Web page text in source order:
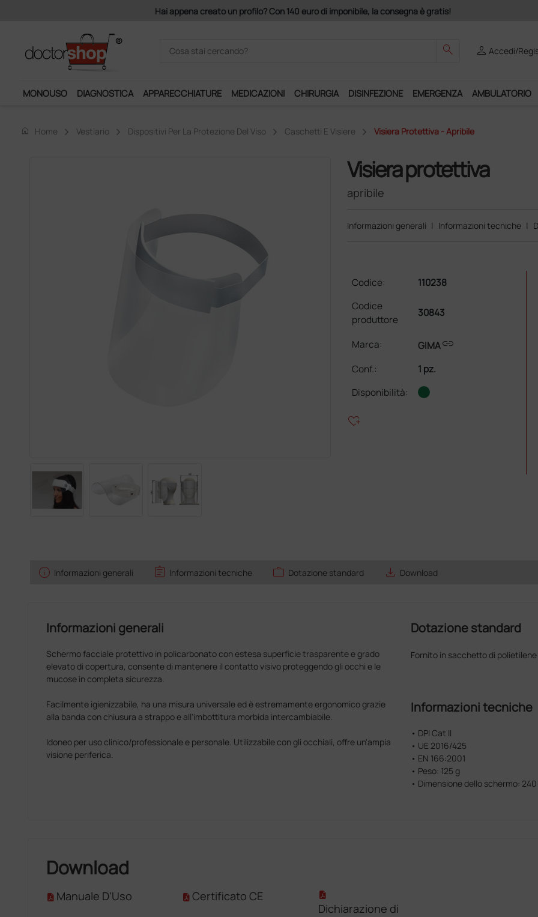
Acquistando il servizio "Ds Club", un anno di spedizioni a
search personAccedi/
MONOUSO DIAGNOSTICA APPARECCHIATURE MEDICAZIONI CHIRURGIA DISINFEZIONE EMERGENZA AMBULATORIO
home Home Vestiario Dispositivi Per La Protezione Del Viso Caschetti E Visiere Visiera Protettiva - Apribile
Visiera protettiva
apribile
Informazioni generali | Informazioni tecniche |
Codice:
110238
Codice
produttore
30843
Marca: GIMAlink
Conf.:
1 pz.
Disponibilità:
heart_plus
info Informazioni generali assignment Informazioni tecniche work Dotazione standard save_alt Download
Informazioni generali
Schermo facciale protettivo in policarbonato con estesa superficie trasparente e grado
elevato di copertura, consente di mantenere il contatto visivo proteggendo gli occhi e le
mucose in completa sicurezza.
Facilmente igienizzabile, ha una misura universale ed è estremamente ergonomico grazie
alla banda con chiusura a strappo e all'imbottitura morbida intercambiabile.
Idoneo per uso clinico/professionale e personale. Utilizzabile con gli occhiali, offre un'ampia
visione periferica.
Dotazione standard
Fornito in sacchetto di polietilene
Informazioni tecniche
• DPI Cat II
• UE 2016/425
• EN 166:2001
• Peso: 125 g
• Dimensione dello schermo: 240
Download
Manuale D'Uso
Certificato CE
Dichiarazione di